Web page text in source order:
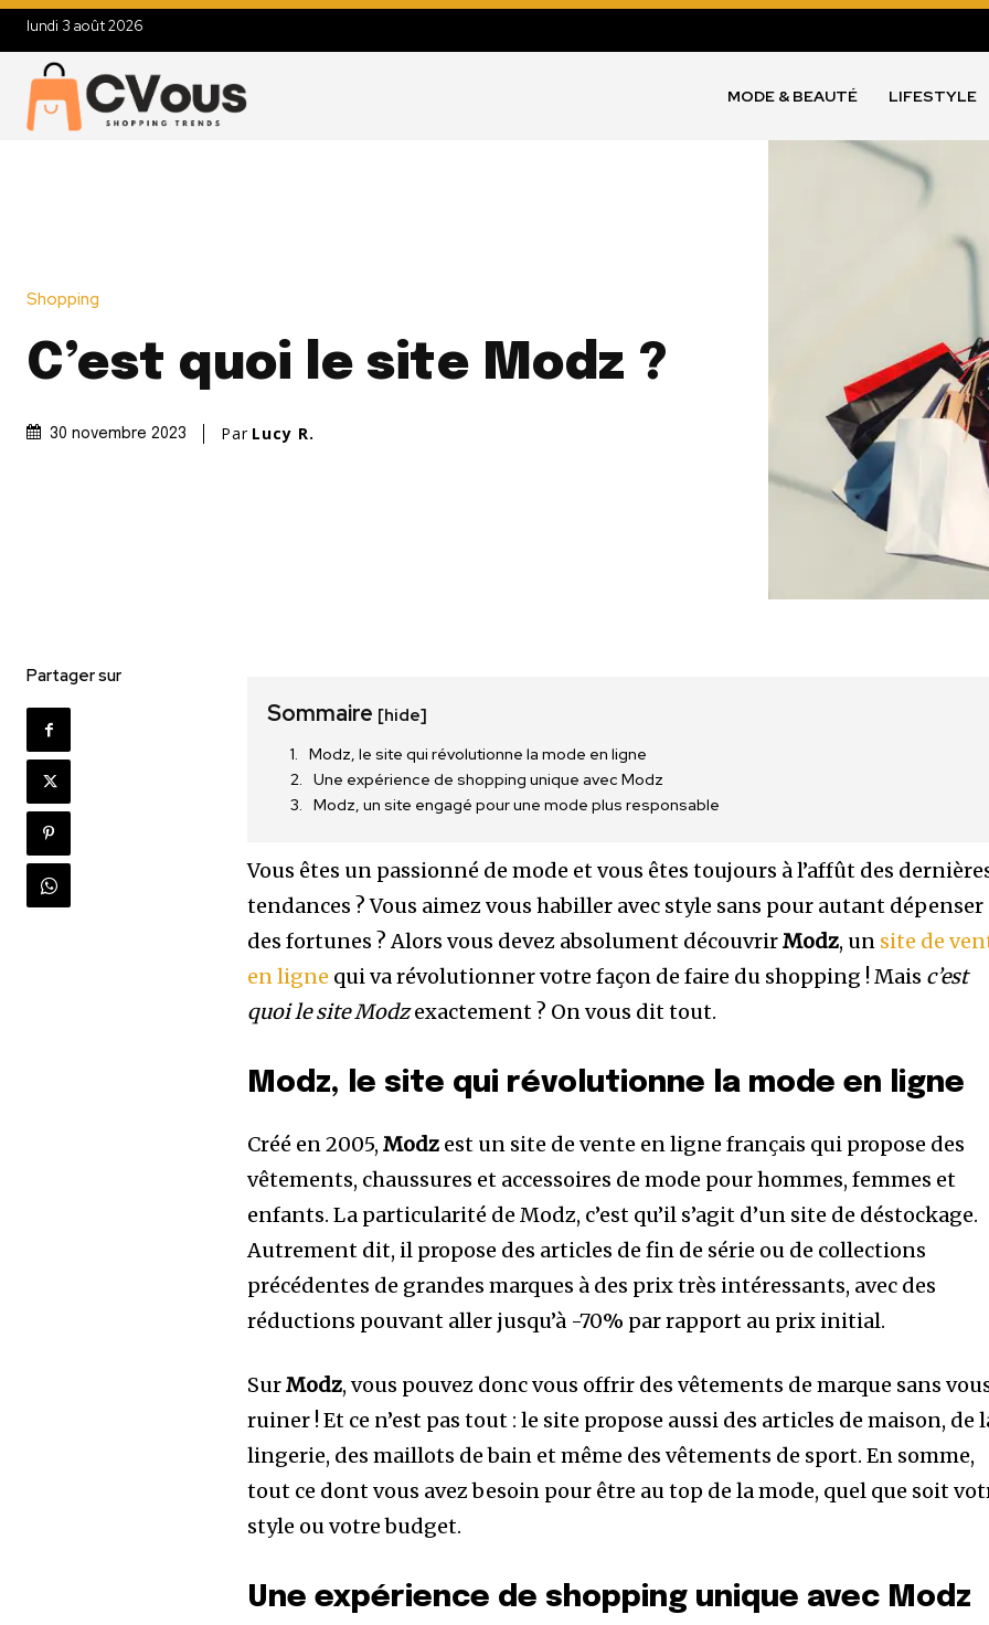
lundi 3 août 2026
MODE & BEAUTÉ LIFESTYLE
Shopping
C’est quoi le site Modz ?
30 novembre 2023 Par Lucy R.
Partager sur
Sommaire [hide]
Modz, le site qui révolutionne la mode en ligne
Une expérience de shopping unique avec Modz
Modz, un site engagé pour une mode plus responsable
Vous êtes un passionné de mode et vous êtes toujours à l’affût des
tendances ? Vous aimez vous habiller avec style sans pour autant dépenser
des fortunes ? Alors vous devez absolument découvrirModz, un site de
en ligne qui va révolutionner votre façon de faire du shopping ! Mais c’est
quoi le site Modzexactement ? On vous dit tout.
Modz, le site qui révolutionne la mode en ligne
Créé en 2005,Modz est un site de vente en ligne français qui propose des
vêtements, chaussures et accessoires de mode pour hommes, femmes et
enfants. La particularité de Modz, c’est qu’il s’agit d’un site de déstockage.
Autrement dit, il propose des articles de fin de série ou de collections
précédentes de grandes marques à des prix très intéressants, avec des
réductions pouvant aller jusqu’à -70% par rapport au prix initial.
SurModz, vous pouvez donc vous offrir des vêtements de marque sans
ruiner ! Et ce n’est pas tout : le site propose aussi des articles de maison, de
lingerie, des maillots de bain et même des vêtements de sport. En somme,
tout ce dont vous avez besoin pour être au top de la mode, quel que soit
style ou votre budget.
Une expérience de shopping unique avec Modz